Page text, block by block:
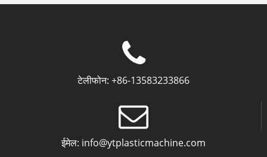
टेलीफोन: +86-13583233866
ईमेल: info@ytplasticmachine.com